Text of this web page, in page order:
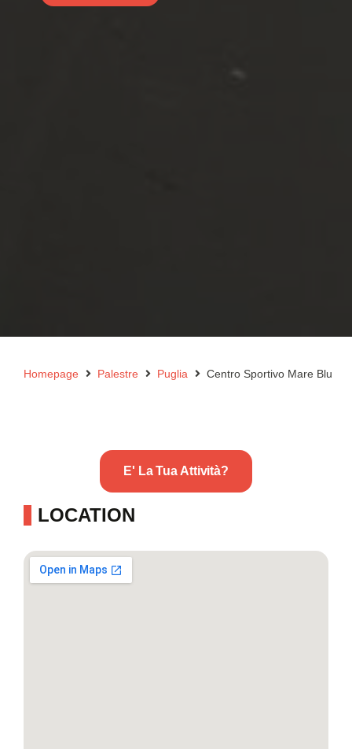
Homepage Palestre Puglia Centro Sportivo Mare Blu
E' La Tua Attività?
LOCATION